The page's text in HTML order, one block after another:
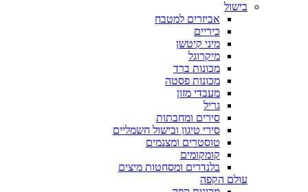
בישול
אביזרים למטבח
כיריים
מיני קיטשן
מיקרוגל
מכונות ברד
מכונות פסטה
מעבדי מזון
גריל
סירים ומחבתות
סירי טיגון ובישול חשמליים
טוסטרים ומצנמים
קומקומים
בלנדרים ומסחטות מיצים
עולם הקפה